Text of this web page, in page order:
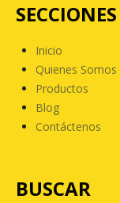
SECCIONES
Inicio
Quienes Somos
Productos
Blog
Contáctenos
BUSCAR